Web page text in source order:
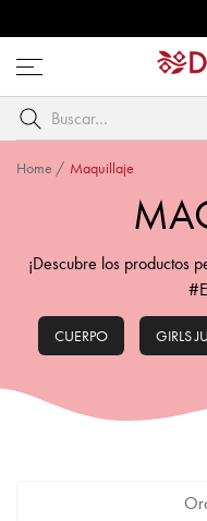
Abre
menú
Buscar
por
palabra
Home / Maquillaje
¡Descubre los productos
CUERPO GIRLS